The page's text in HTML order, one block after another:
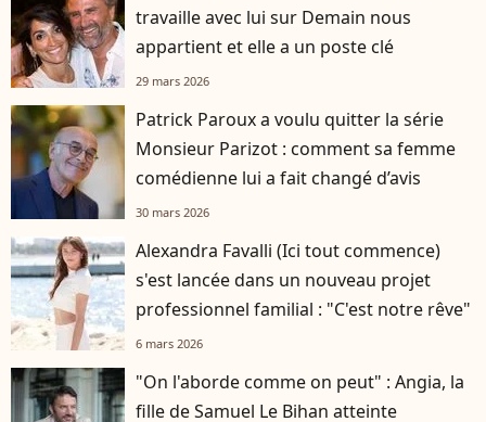
travaille avec lui sur Demain nous
appartient et elle a un poste clé
29 mars 2026
Patrick Paroux a voulu quitter la série
Monsieur Parizot : comment sa femme
comédienne lui a fait changé d’avis
30 mars 2026
Alexandra Favalli (Ici tout commence)
s'est lancée dans un nouveau projet
professionnel familial : "C'est notre rêve"
6 mars 2026
"On l'aborde comme on peut" : Angia, la
fille de Samuel Le Bihan atteinte